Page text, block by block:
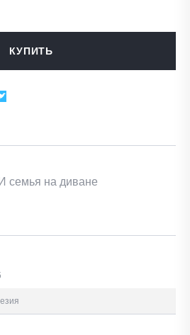
КУПИТЬ
семья на диване